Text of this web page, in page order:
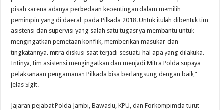
pisah karena adanya perbedaan kepentingan dalam memilih
pemimpin yang di daerah pada Pilkada 2018. Untuk itulah dibentuk tim
asistensi dan supervisi yang salah satu tugasnya membantu untuk
mengingatkan pemetaan konflik, memberikan masukan dan
tingkatannya, mitra diskusi saat terjadi sesuatu hal apa yang dilakuka.
Intinya, tim asistensi mengingatkan dan menjadi Mitra Polda supaya
pelaksanaan pengamanan Pilkada bisa berlangsung dengan baik,”
jelas Sigit.
Jajaran pejabat Polda Jambi, Bawaslu, KPU, dan Forkompimda turut